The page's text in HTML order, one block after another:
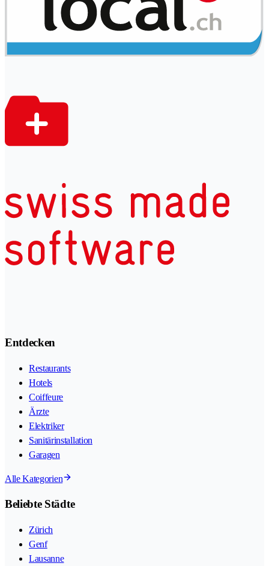
Entdecken
Restaurants
Hotels
Coiffeure
Ärzte
Elektriker
Sanitärinstallation
Garagen
Alle Kategorien
Beliebte Städte
Zürich
Genf
Lausanne